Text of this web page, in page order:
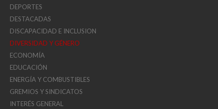
DEPORTES
DESTACADAS
DISCAPACIDAD E INCLUSION
DIVERSIDAD Y GÉNERO
ECONOMÍA
EDUCACIÓN
ENERGÍA Y COMBUSTIBLES
GREMIOS Y SINDICATOS
INTERÉS GENERAL